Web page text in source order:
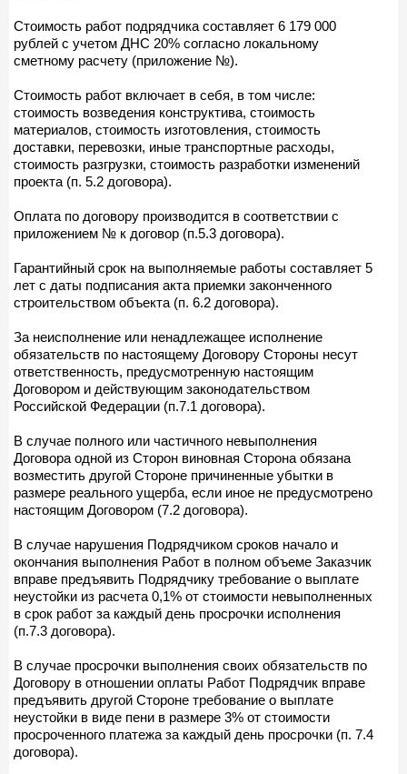
Стоимость работ подрядчика составляет 6 179 000
рублей с учетом ДНС 20% согласно локальному
сметному расчету (приложение №).
Стоимость работ включает в себя, в том числе:
стоимость возведения конструктива, стоимость
материалов, стоимость изготовления, стоимость
доставки, перевозки, иные транспортные расходы,
стоимость разгрузки, стоимость разработки изменений
проекта (п. 5.2 договора).
Оплата по договору производится в соответствии с
приложением № к договор (п.5.3 договора).
Гарантийный срок на выполняемые работы составляет 5
лет с даты подписания акта приемки законченного
строительством объекта (п. 6.2 договора).
За неисполнение или ненадлежащее исполнение
обязательств по настоящему Договору Стороны несут
ответственность, предусмотренную настоящим
Договором и действующим законодательством
Российской Федерации (п.7.1 договора).
В случае полного или частичного невыполнения
Договора одной из Сторон виновная Сторона обязана
возместить другой Стороне причиненные убытки в
размере реального ущерба, если иное не предусмотрено
настоящим Договором (7.2 договора).
В случае нарушения Подрядчиком сроков начало и
окончания выполнения Работ в полном объеме Заказчик
вправе предъявить Подрядчику требование о выплате
неустойки из расчета 0,1% от стоимости невыполненных
в срок работ за каждый день просрочки исполнения
(п.7.3 договора).
В случае просрочки выполнения своих обязательств по
Договору в отношении оплаты Работ Подрядчик вправе
предъявить другой Стороне требование о выплате
неустойки в виде пени в размере 3% от стоимости
просроченного платежа за каждый день просрочки (п. 7.4
договора).